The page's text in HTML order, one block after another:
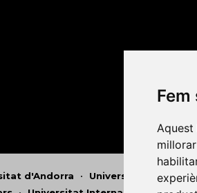
d'Andorra • Universitat